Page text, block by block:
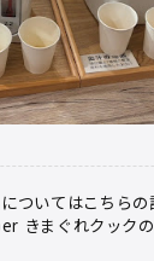
ついてはこちらの
きまぐれクック